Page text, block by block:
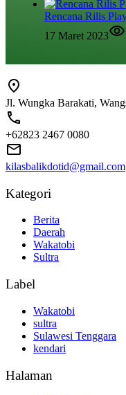
Rencana Rilis
17 Maret 2023
Jl. Wungka Barakati,
+62823 2467 0080
kilasbalikdotid@gmail.com
Kategori
Berita
Daerah
Wakatobi
Sultra
Label
Wakatobi
sultra
Sulawesi Tenggara
kendari
Halaman